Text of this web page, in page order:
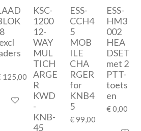
125,00
In winkelwagen
KSC-
1200
12-
WAY
MUL
TICH
ARGE
R
KWD
-
KNB-
45
ESS-
CCH4
5
MOB
ILE
CHA
RGER
for
KNB4
5
€ 99,00
ESS-
HM3
002
HEA
DSET
met 2
PTT-
toets
en
€ 0,00